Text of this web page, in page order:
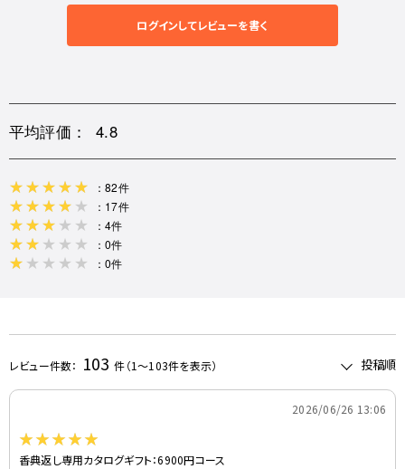
ログインしてレビューを書く
平均評価： 4.8
：82件
：17件
：4件
：0件
：0件
レビュー件数： 103 件（1～103件を表示）
2026/06/26 13:06
香典返し専用カタログギフト：6900円コース